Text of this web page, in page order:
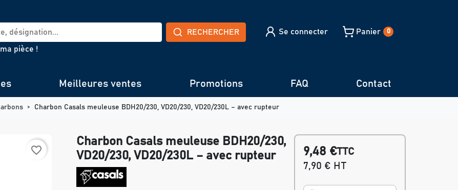
RECHERCHER
pièce !
Se connecter Panier 0
Meilleures ventes Promotions FAQ Contact
Charbon Casals meuleuse BDH20/230, VD20/230, VD20/230L – avec rupteur
favorite_border
Charbon Casals meuleuse BDH20/230,
VD20/230, VD20/230L – avec rupteur
9,48 €TTC
7,90 € HT